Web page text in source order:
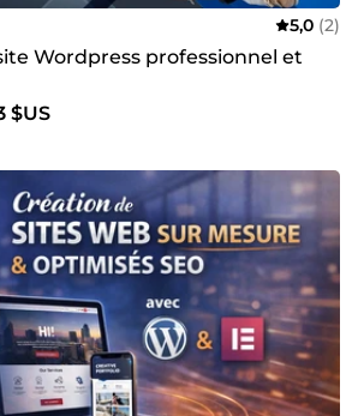
5,0 (2)
Wordpress professionnel et
$US